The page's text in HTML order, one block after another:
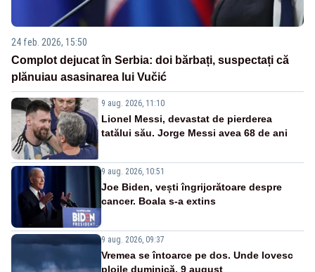
24 feb. 2026, 15:50
Complot dejucat în Serbia: doi bărbați, suspectați că
plănuiau asasinarea lui Vučić
9 aug. 2026, 11:10
Lionel Messi, devastat de pierderea
tatălui său. Jorge Messi avea 68 de ani
9 aug. 2026, 10:51
Joe Biden, vești îngrijorătoare despre
cancer. Boala s-a extins
9 aug. 2026, 09:37
Vremea se întoarce pe dos. Unde lovesc
ploile duminică, 9 august